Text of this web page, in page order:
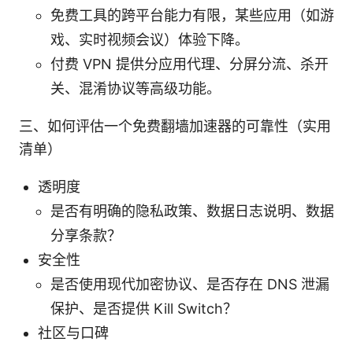
免费工具的跨平台能力有限，某些应用（如游
戏、实时视频会议）体验下降。
付费 VPN 提供分应用代理、分屏分流、杀开
关、混淆协议等高级功能。
三、如何评估一个免费翻墙加速器的可靠性（实用
清单）
透明度
是否有明确的隐私政策、数据日志说明、数据
分享条款？
安全性
是否使用现代加密协议、是否存在 DNS 泄漏
保护、是否提供 Kill Switch？
社区与口碑